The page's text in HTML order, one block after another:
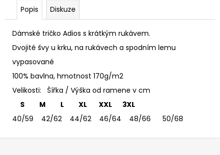
Popis Diskuze
Dámské tričko Adios s krátkým rukávem.
Dvojité švy u krku, na rukávech a spodním lemu
vypasované
100% bavlna, hmotnost 170g/m2
Velikosti: Šířka / Výška od ramene v cm
S M L XL XXL 3XL
40/59 42/62 44/62 46/64 48/66 50/68
e
m
e
TRIČKO
DEEP
-
PÁNSKÉ
365
Kč
Z